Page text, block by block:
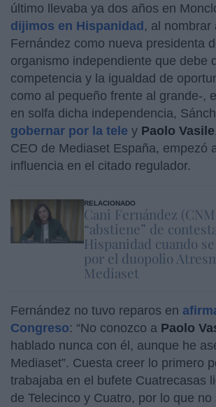
último llevaba ya dos años en
dijimos en Hispanidad, al nombrar
Fernández como nueva presidenta
organismo independiente que debe
competencia y la igualdad de
como al pequeño frente al grande-,
en solfa dicha independencia,
gobernar por la tele y Paolo Vasile
CEO de Mediaset España, empezó
influencia en el citado regulador.
RELACIONADO
Cani Fernández
“abstiene” de
Hispanidad cuando
por el duopolio
Mediaset
Fernández no tuvo reparos en
Congreso: “No conozco a Paolo
hablado nunca con él, aunque he
Mediaset”. Cuesta creer lo primero
trabajaba en el bufete Cuatrecasas
de Telecinco y Cuatro, por lo que no